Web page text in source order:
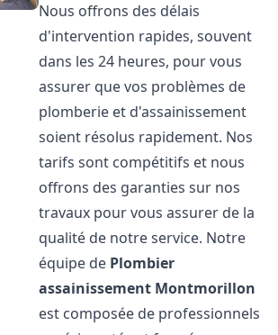
Nous offrons des délais
d'intervention rapides, souvent
dans les 24 heures, pour vous
assurer que vos problèmes de
plomberie et d'assainissement
soient résolus rapidement. Nos
tarifs sont compétitifs et nous
offrons des garanties sur nos
travaux pour vous assurer de la
qualité de notre service. Notre
équipe de Plombier
assainissement Montmorillon
est composée de professionnels